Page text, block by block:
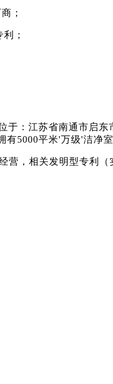
；
；
于：江苏省南通市启
5000平米'万级'洁净
营，相关发明型专利（